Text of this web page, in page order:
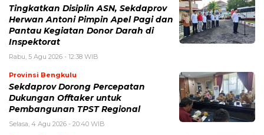
Tingkatkan Disiplin ASN, Sekdaprov
Herwan Antoni Pimpin Apel Pagi dan
Pantau Kegiatan Donor Darah di
Inspektorat
Rabu, 5 Agu 2026 - 12:38 WIB
Provinsi Bengkulu
Sekdaprov Dorong Percepatan
Dukungan Offtaker untuk
Pembangunan TPST Regional
Selasa, 4 Agu 2026 - 20:40 WIB